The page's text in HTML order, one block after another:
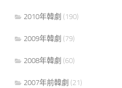
2010年韓劇 (190)
2009年韓劇 (79)
2008年韓劇 (60)
2007年前韓劇 (21)